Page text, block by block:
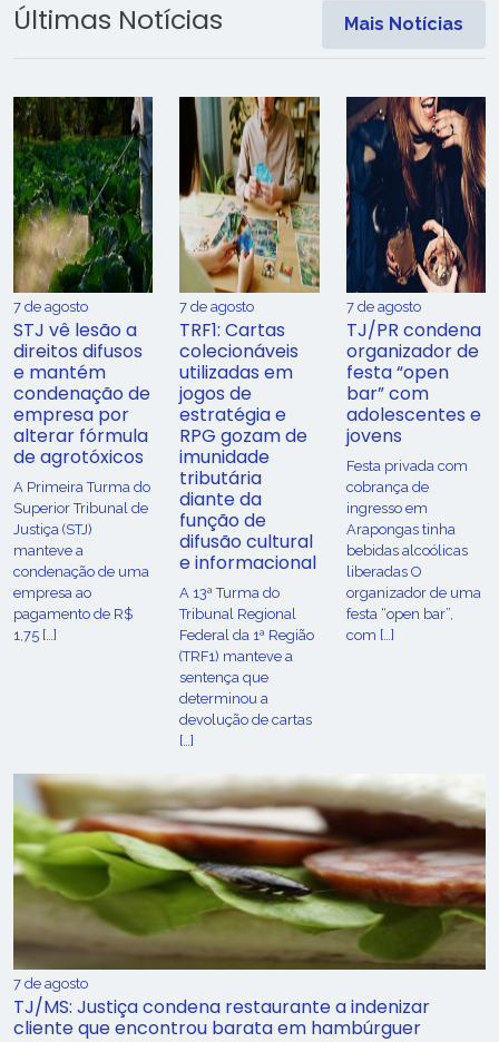
Últimas Notícias Mais Notícias
7 de agosto
STJ vê lesão a
direitos difusos
e mantém
condenação de
empresa por
alterar fórmula
de agrotóxicos
​A Primeira Turma do
Superior Tribunal de
Justiça (STJ)
manteve a
condenação de uma
empresa ao
pagamento de R$
1,75 […]
7 de agosto
TRF1: Cartas
colecionáveis
utilizadas em
jogos de
estratégia e
RPG gozam de
imunidade
tributária
diante da
função de
difusão cultural
e informacional
A 13ª Turma do
Tribunal Regional
Federal da 1ª Região
(TRF1) manteve a
sentença que
determinou a
devolução de cartas
[…]
7 de agosto
TJ/PR condena
organizador de
festa “open
bar” com
adolescentes e
jovens
Festa privada com
cobrança de
ingresso em
Arapongas tinha
bebidas alcoólicas
liberadas O
organizador de uma
festa “open bar”,
com […]
7 de agosto
TJ/MS: Justiça condena restaurante a indenizar
cliente que encontrou barata em hambúrguer